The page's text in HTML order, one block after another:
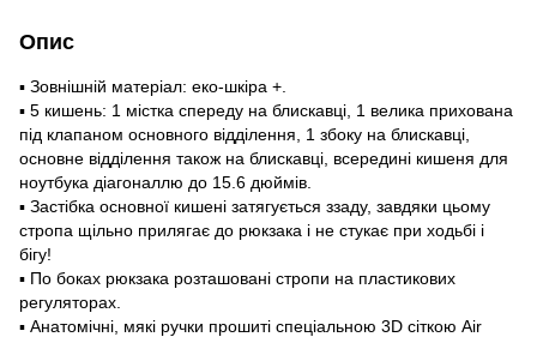
Опис
▪ Зовнішній матеріал: еко-шкіра +.
▪ 5 кишень: 1 містка спереду на блискавці, 1 велика прихована
під клапаном основного відділення, 1 збоку на блискавці,
основне відділення також на блискавці, всередині кишеня для
ноутбука діагоналлю до 15.6 дюймів.
▪ Застібка основної кишені затягується ззаду, завдяки цьому
стропа щільно прилягає до рюкзака і не стукає при ходьбі і
бігу!
▪️ По боках рюкзака розташовані стропи на пластикових
регуляторах.
▪ Анатомічні, мякі ручки прошиті спеціальною 3D сіткою Air